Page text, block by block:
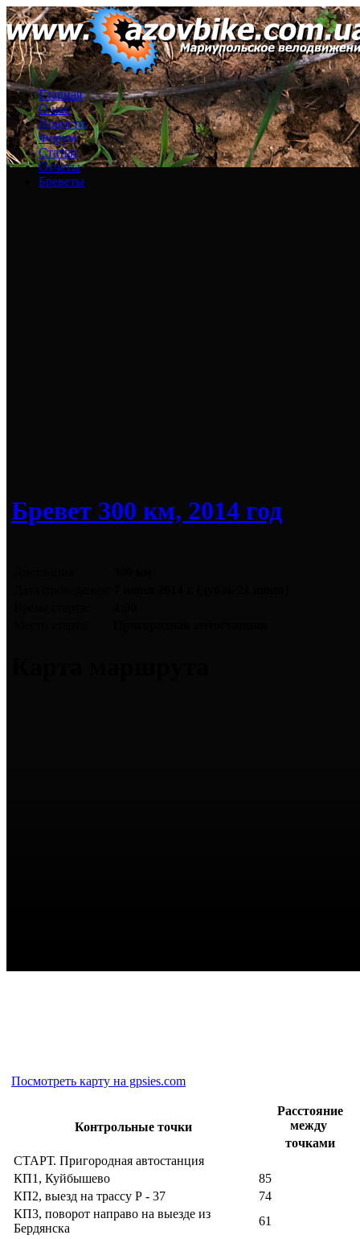
Главная
О нас
Новости
Форум
Статьи
Отчеты
Бреветы
Бревет 300 км, 2014 год
Посмотреть карту на gpsies.com
Контрольные точки
Расстояние
между
точками
СТАРТ. Пригородная автостанция
КП1, Куйбышево
85
КП2, выезд на трассу Р - 37
74
КП3, поворот направо на выезде из
Бердянска
61